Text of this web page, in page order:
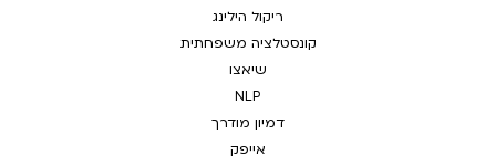
ריקול הילינג
קונסטלציה משפחתית
שיאצו
NLP
דמיון מודרך
אייפק